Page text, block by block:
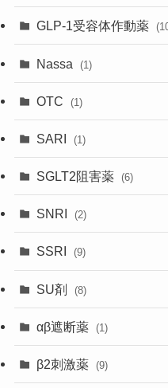
GLP-1受容体作動薬
Nassa (1)
OTC (1)
SARI (1)
SGLT2阻害薬 (6)
SNRI (2)
SSRI (9)
SU剤 (8)
αβ遮断薬 (1)
β2刺激薬 (9)